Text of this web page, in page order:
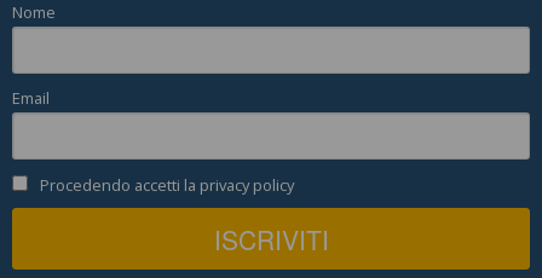
Nome
Email
Procedendo accetti la privacy policy